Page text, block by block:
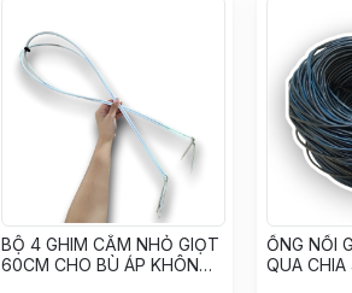
BỘ 4 GHIM CẮM NHỎ GIỌT
60CM CHO BÙ ÁP KHÔNG
ỐNG NỐI
QUA